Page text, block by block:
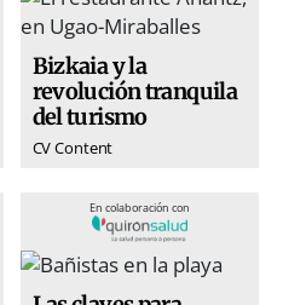
Bizkaia y la
revolución tranquila
del turismo
CV Content
En colaboración con